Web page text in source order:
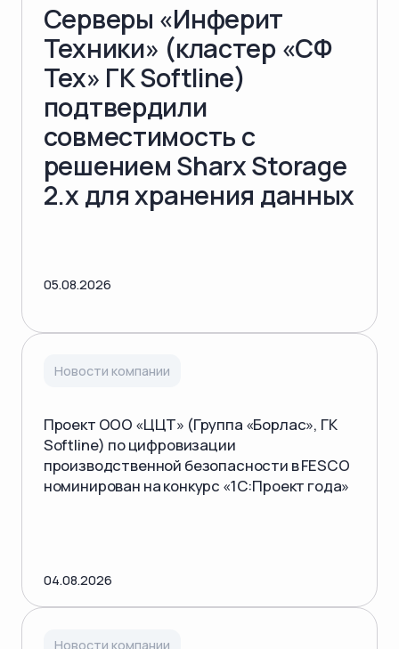
Серверы «Инферит
Техники» (кластер «СФ
Тех» ГК Softline)
подтвердили
совместимость с
решением Sharx Storage
2.x для хранения данных
05.08.2026
Новости компании
Проект ООО «ЦЦТ» (Группа «Борлас», ГК
Softline) по цифровизации
производственной безопасности в FESCO
номинирован на конкурс «1С:Проект года»
04.08.2026
Новости компании